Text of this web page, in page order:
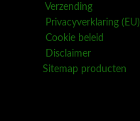
Verzending
Privacyverklaring (EU)
Cookie beleid
Disclaimer
Sitemap producten